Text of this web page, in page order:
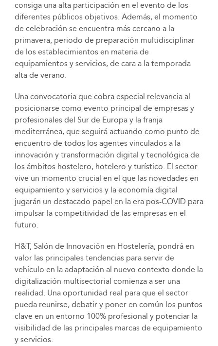
consiga una alta participación en el evento de los
diferentes públicos objetivos. Además, el momento
de celebración se encuentra más cercano a la
primavera, periodo de preparación multidisciplinar
de los establecimientos en materia de
equipamientos y servicios, de cara a la temporada
alta de verano.
Una convocatoria que cobra especial relevancia al
posicionarse como evento principal de empresas y
profesionales del Sur de Europa y la franja
mediterránea, que seguirá actuando como punto de
encuentro de todos los agentes vinculados a la
innovación y transformación digital y tecnológica de
los ámbitos hostelero, hotelero y turístico. El sector
vive un momento crucial en el que las novedades en
equipamiento y servicios y la economía digital
jugarán un destacado papel en la era pos-COVID para
impulsar la competitividad de las empresas en el
futuro.
H&T, Salón de Innovación en Hostelería, pondrá en
valor las principales tendencias para servir de
vehículo en la adaptación al nuevo contexto donde la
digitalización multisectorial comienza a ser una
realidad. Una oportunidad real para que el sector
pueda reunirse, debatir y poner en común los puntos
clave en un entorno 100% profesional y potenciar la
visibilidad de las principales marcas de equipamiento
y servicios.